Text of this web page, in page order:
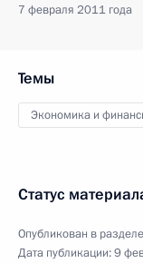
7 февраля 2011 года
Темы
Экономика и
Статус
Опубликован в
Дата публикации:9